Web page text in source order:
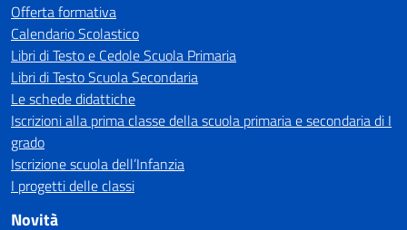
Offerta formativa
Calendario Scolastico
Libri di Testo e Cedole Scuola Primaria
Libri di Testo Scuola Secondaria
Le schede didattiche
Iscrizioni alla prima classe della scuola primaria e secondaria di I
grado
Iscrizione scuola dell’Infanzia
I progetti delle classi
Novità